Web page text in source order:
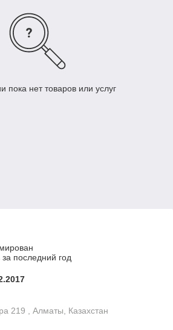
пока нет товаров или услуг
последний год
219 , Алматы, Казахстан